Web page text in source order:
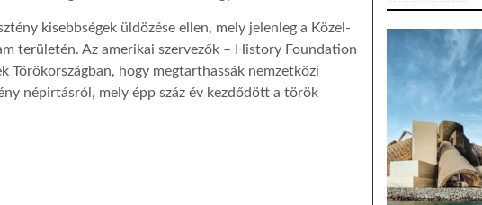
kisebbségek üldözése ellen, mely jelenleg a Közel-
területén. Az amerikai szervezők – History Foundation
Törökországban, hogy megtarthassák nemzetközi
népirtásról, mely épp száz év kezdődött a török